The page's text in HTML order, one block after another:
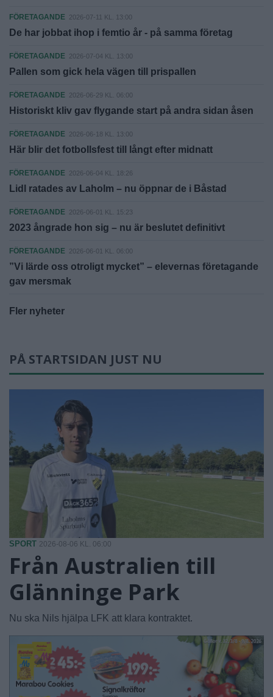
FÖRETAGANDE 2026-07-11 KL. 13:00
De har jobbat ihop i femtio år - på samma företag
FÖRETAGANDE 2026-07-04 KL. 13:00
Pallen som gick hela vägen till prispallen
FÖRETAGANDE 2026-06-29 KL. 06:00
Historiskt kliv gav flygande start på andra sidan åsen
FÖRETAGANDE 2026-06-18 KL. 13:00
Här blir det fotbollsfest till långt efter midnatt
FÖRETAGANDE 2026-06-04 KL. 18:26
Lidl ratades av Laholm – nu öppnar de i Båstad
FÖRETAGANDE 2026-06-01 KL. 15:23
2023 ångrade hon sig – nu är beslutet definitivt
FÖRETAGANDE 2026-06-01 KL. 06:00
”Vi lärde oss otroligt mycket” – elevernas företagande
gav mersmak
Fler nyheter
PÅ STARTSIDAN JUST NU
SPORT 2026-08-06 KL. 06:00
Från Australien till
Glänninge Park
Nu ska Nils hjälpa LFK att klara kontraktet.